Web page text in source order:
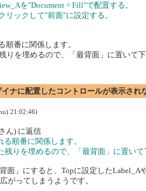
を"Document = Fill"で配置する。
リックして"前面"に設定する。
順番に関係します。
りを埋めるので、「最背面」に置いて下
イナに配置したコントロールが表示され
21:02:46)
ん) に返信
る順番に関係します。
りを埋めるので、「最背面」に置いて
面」にすると、Topに設定したLabel_A
がってしまうようです。